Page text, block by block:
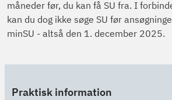
måneder før, du kan få SU fra. I
kan du dog ikke søge SU før
minSU - altså den 1. december 2025.
Praktisk information